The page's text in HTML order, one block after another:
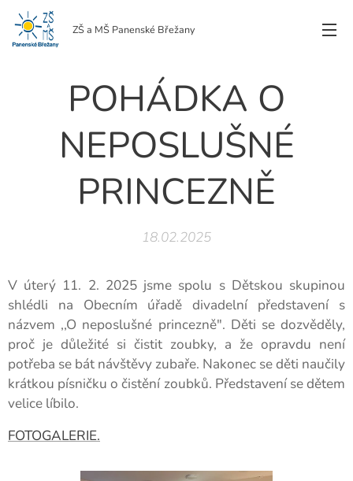
ZŠ a MŠ Panenské Břežany
POHÁDKA O
NEPOSLUŠNÉ
PRINCEZNĚ
18.02.2025
V úterý 11. 2. 2025 jsme spolu s Dětskou skupinou
shlédli na Obecním úřadě divadelní představení s
názvem ,,O neposlušné princezně". Děti se dozvěděly,
proč je důležité si čistit zoubky, a že opravdu není
potřeba se bát návštěvy zubaře. Nakonec se děti naučily
krátkou písničku o čistění zoubků. Představení se dětem
velice líbilo.
FOTOGALERIE.